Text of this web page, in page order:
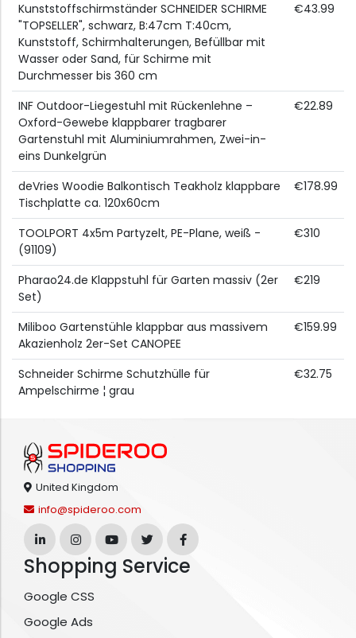
Kunststoffschirmständer SCHNEIDER SCHIRME
"TOPSELLER", schwarz, B:47cm T:40cm,
Kunststoff, Schirmhalterungen, Befüllbar mit
Wasser oder Sand, für Schirme mit
Durchmesser bis 360 cm
€43.99
INF Outdoor-Liegestuhl mit Rückenlehne –
Oxford-Gewebe klappbarer tragbarer
Gartenstuhl mit Aluminiumrahmen, Zwei-in-
eins Dunkelgrün
€22.89
deVries Woodie Balkontisch Teakholz klappbare
Tischplatte ca. 120x60cm
€178.99
TOOLPORT 4x5m Partyzelt, PE-Plane, weiß -
(91109)
€310
Pharao24.de Klappstuhl für Garten massiv (2er
Set)
€219
Miliboo Gartenstühle klappbar aus massivem
Akazienholz 2er-Set CANOPEE
€159.99
Schneider Schirme Schutzhülle für
Ampelschirme ¦ grau
€32.75
United Kingdom
info@spideroo.com
Shopping Service
Google CSS
Google Ads